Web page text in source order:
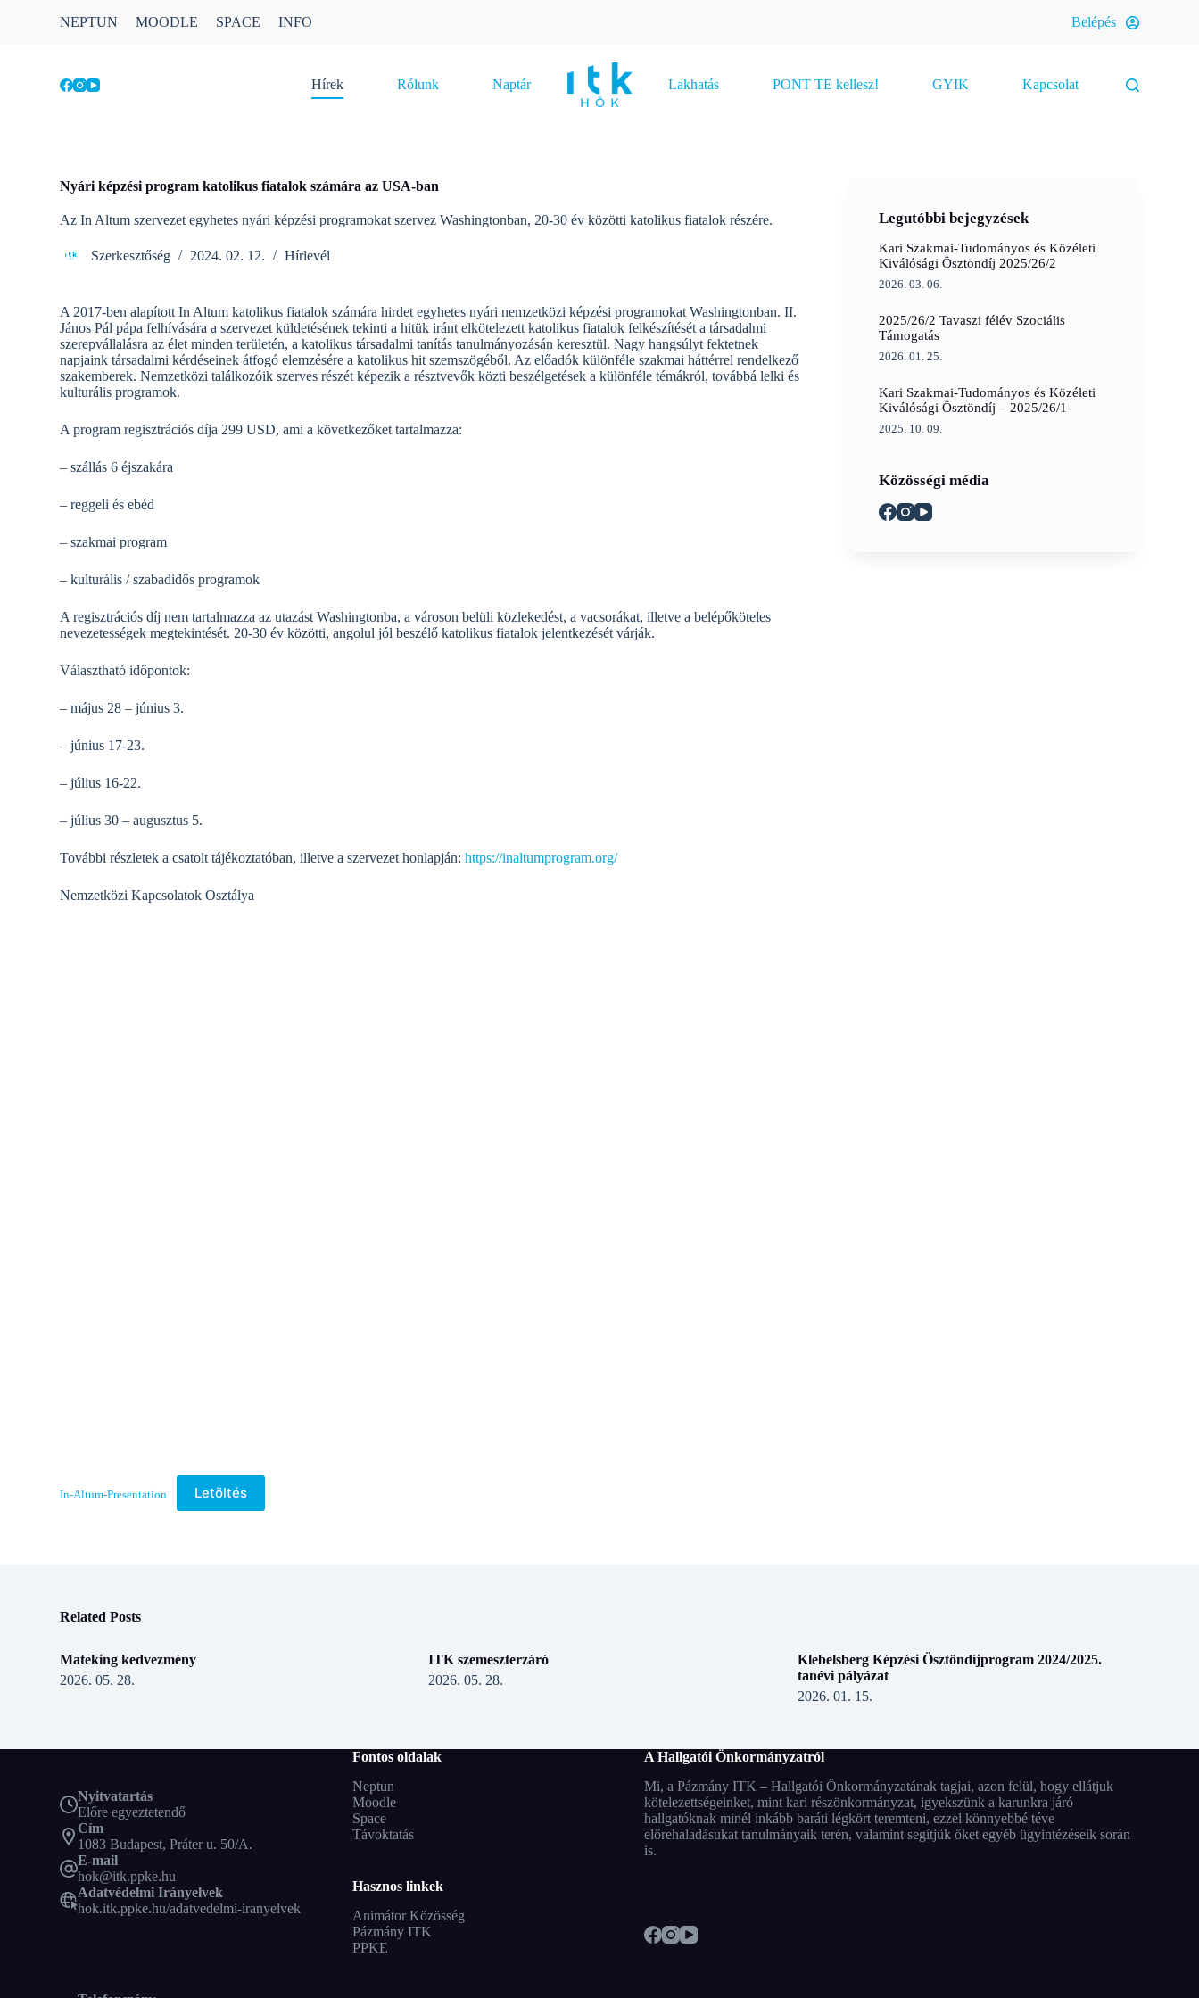
NEPTUN MOODLE SPACE INFO Belépés
Hírek Rólunk Naptár Lakhatás PONT TE kellesz! GYIK Kapcsolat
Nyári képzési program katolikus fiatalok számára az USA-ban
Az In Altum szervezet egyhetes nyári képzési programokat szervez Washingtonban, 20-30 év közötti katolikus fiatalok részére.
Szerkesztőség 2024. 02. 12. Hírlevél
A 2017-ben alapított In Altum katolikus fiatalok számára hirdet egyhetes nyári nemzetközi képzési programokat Washingtonban. II.
János Pál pápa felhívására a szervezet küldetésének tekinti a hitük iránt elkötelezett katolikus fiatalok felkészítését a társadalmi
szerepvállalásra az élet minden területén, a katolikus társadalmi tanítás tanulmányozásán keresztül. Nagy hangsúlyt fektetnek
napjaink társadalmi kérdéseinek átfogó elemzésére a katolikus hit szemszögéből. Az előadók különféle szakmai háttérrel rendelkező
szakemberek. Nemzetközi találkozóik szerves részét képezik a résztvevők közti beszélgetések a különféle témákról, továbbá lelki és
kulturális programok.
A program regisztrációs díja 299 USD, ami a következőket tartalmazza:
– szállás 6 éjszakára
– reggeli és ebéd
– szakmai program
– kulturális / szabadidős programok
A regisztrációs díj nem tartalmazza az utazást Washingtonba, a városon belüli közlekedést, a vacsorákat, illetve a belépőköteles
nevezetességek megtekintését. 20-30 év közötti, angolul jól beszélő katolikus fiatalok jelentkezését várják.
Választható időpontok:
– május 28 – június 3.
– június 17-23.
– július 16-22.
– július 30 – augusztus 5.
További részletek a csatolt tájékoztatóban, illetve a szervezet honlapján:https://inaltumprogram.org/
Nemzetközi Kapcsolatok Osztálya
In-Altum-Presentation Letöltés
Legutóbbi bejegyzések
Kari Szakmai-Tudományos és Közéleti
Kiválósági Ösztöndíj 2025/26/2
2026. 03. 06.
2025/26/2 Tavaszi félév Szociális
Támogatás
2026. 01. 25.
Kari Szakmai-Tudományos és Közéleti
Kiválósági Ösztöndíj – 2025/26/1
2025. 10. 09.
Közösségi média
Related Posts
Mateking kedvezmény
2026. 05. 28.
ITK szemeszterzáró
2026. 05. 28.
Klebelsberg Képzési Ösztöndíjprogram 2024/2025.
tanévi pályázat
2026. 01. 15.
Nyitvatartás
Előre egyeztetendő
Cím
1083 Budapest, Práter u. 50/A.
E-mail
hok@itk.ppke.hu
Adatvédelmi Irányelvek
hok.itk.ppke.hu/adatvedelmi-iranyelvek
Fontos oldalak
Neptun
Moodle
Space
Távoktatás
Hasznos linkek
Animátor Közösség
Pázmány ITK
PPKE
A Hallgatói Önkormányzatról
Mi, a Pázmány ITK – Hallgatói Önkormányzatának tagjai, azon felül, hogy ellátjuk
kötelezettségeinket, mint kari részönkormányzat, igyekszünk a karunkra járó
hallgatóknak minél inkább baráti légkört teremteni, ezzel könnyebbé téve
előrehaladásukat tanulmányaik terén, valamint segítjük őket egyéb ügyintézéseik során
is.